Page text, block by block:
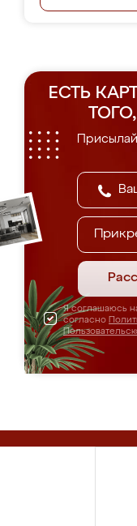
ЕСТЬ
Я соглашаюсь
согласно